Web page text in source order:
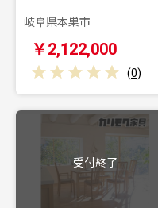
岐阜県本巣市
￥2,122,000
(0)
受付終了